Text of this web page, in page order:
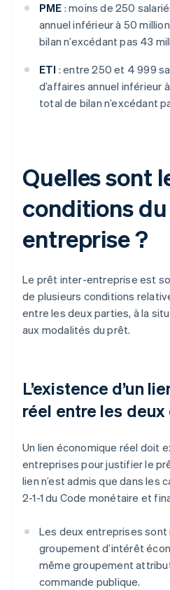
PME : moins de 250
annuel inférieur à 50
bilan n’excédant pas 43
ETI : entre 250 et 4 999
d’affaires annuel inférieur
total de bilan n’excédant
Quelles sont
conditions
entreprise ?
Le prêt inter-entreprise est
de plusieurs conditions
entre les deux parties, à la
aux modalités du prêt.
L’existence d’un
réel entre les
Un lien économique réel doit
entreprises pour justifier le
lien n’est admis que dans les
2-1-1 du Code monétaire et
Les deux entreprises sont
groupement d’intérêt
même groupement
commande publique.